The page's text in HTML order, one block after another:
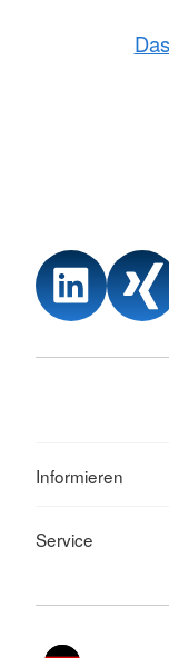
Informieren
Service
Sprache